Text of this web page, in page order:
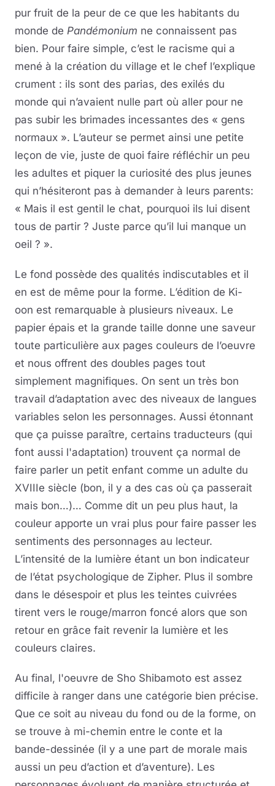
pur fruit de la peur de ce que les habitants du
monde de Pandémonium ne connaissent pas
bien. Pour faire simple, c’est le racisme qui a
mené à la création du village et le chef l’explique
crument : ils sont des parias, des exilés du
monde qui n’avaient nulle part où aller pour ne
pas subir les brimades incessantes des « gens
normaux ». L’auteur se permet ainsi une petite
leçon de vie, juste de quoi faire réfléchir un peu
les adultes et piquer la curiosité des plus jeunes
qui n’hésiteront pas à demander à leurs parents:
« Mais il est gentil le chat, pourquoi ils lui disent
tous de partir ? Juste parce qu’il lui manque un
oeil ? ».
Le fond possède des qualités indiscutables et il
en est de même pour la forme. L’édition de Ki-
oon est remarquable à plusieurs niveaux. Le
papier épais et la grande taille donne une saveur
toute particulière aux pages couleurs de l’oeuvre
et nous offrent des doubles pages tout
simplement magnifiques. On sent un très bon
travail d’adaptation avec des niveaux de langues
variables selon les personnages. Aussi étonnant
que ça puisse paraître, certains traducteurs (qui
font aussi l'adaptation) trouvent ça normal de
faire parler un petit enfant comme un adulte du
XVIIIe siècle (bon, il y a des cas où ça passerait
mais bon…)… Comme dit un peu plus haut, la
couleur apporte un vrai plus pour faire passer les
sentiments des personnages au lecteur.
L’intensité de la lumière étant un bon indicateur
de l’état psychologique de Zipher. Plus il sombre
dans le désespoir et plus les teintes cuivrées
tirent vers le rouge/marron foncé alors que son
retour en grâce fait revenir la lumière et les
couleurs claires.
Au final, l'oeuvre de Sho Shibamoto est assez
difficile à ranger dans une catégorie bien précise.
Que ce soit au niveau du fond ou de la forme, on
se trouve à mi-chemin entre le conte et la
bande-dessinée (il y a une part de morale mais
aussi un peu d’action et d’aventure). Les